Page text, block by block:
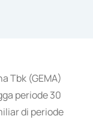
Tbk (GEMA)
periode 30
di periode